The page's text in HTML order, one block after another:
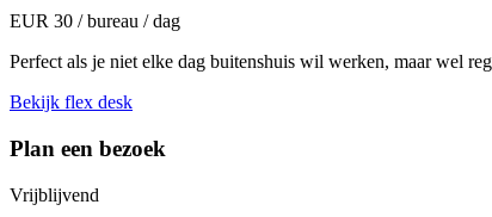
EUR 30 / bureau / dag
Perfect als je niet elke dag buitenshuis wil werken, maar wel
Bekijk flex desk
Plan een bezoek
Vrijblijvend